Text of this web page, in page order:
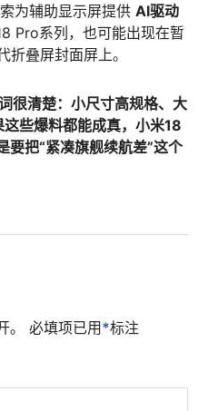
为辅助显示屏提供AI驱动
Pro系列，也可能出现在暂
折叠屏封面屏上。
很清楚：小尺寸高规格、大
些爆料都能成真，小米18
要把“紧凑旗舰续航差”这个
必填项已用*标注